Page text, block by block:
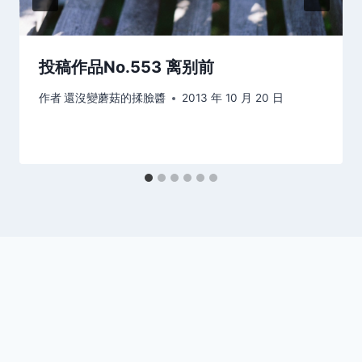
投稿作品No.553 离别前
作者還沒變蘑菇的揉臉醬 2013 年 10 月 20 日